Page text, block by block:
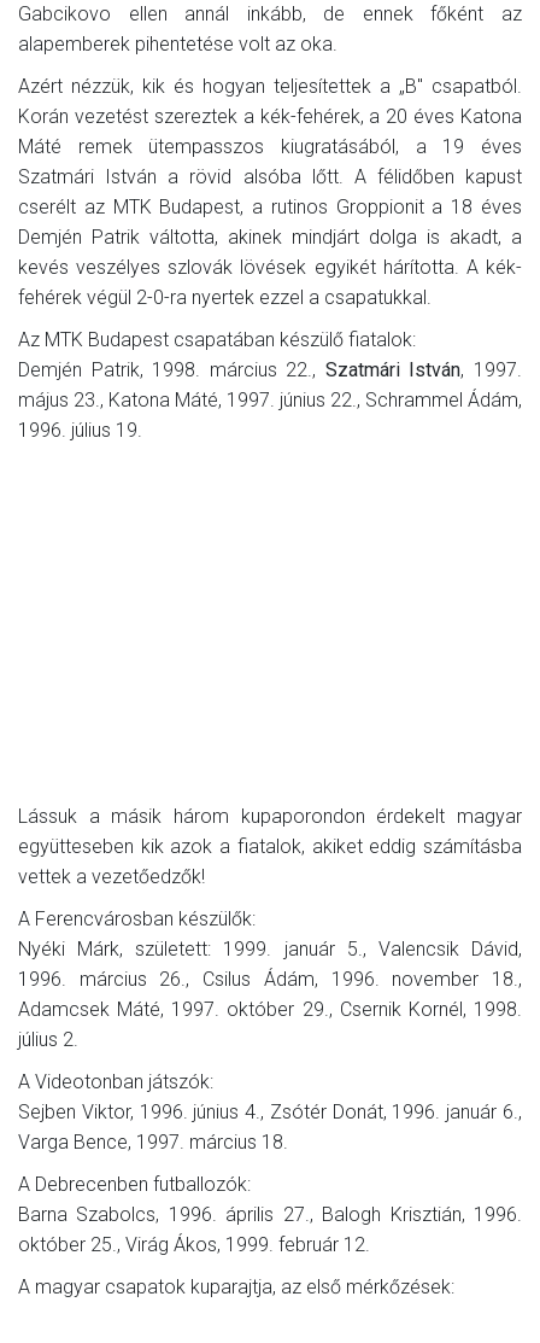
Gabcikovo ellen annál inkább, de ennek főként az
alapemberek pihentetése volt az oka.
Azért nézzük, kik és hogyan teljesítettek a „B" csapatból.
Korán vezetést szereztek a kék-fehérek, a 20 éves Katona
Máté remek ütempasszos kiugratásából, a 19 éves
Szatmári István a rövid alsóba lőtt. A félidőben kapust
cserélt az MTK Budapest, a rutinos Groppionit a 18 éves
Demjén Patrik váltotta, akinek mindjárt dolga is akadt, a
kevés veszélyes szlovák lövések egyikét hárította. A kék-
fehérek végül 2-0-ra nyertek ezzel a csapatukkal.
Az MTK Budapest csapatában készülő fiatalok:
Demjén Patrik, 1998. március 22., Szatmári István, 1997.
május 23., Katona Máté, 1997. június 22., Schrammel Ádám,
1996. július 19.
Lássuk a másik három kupaporondon érdekelt magyar
együtteseben kik azok a fiatalok, akiket eddig számításba
vettek a vezetőedzők!
A Ferencvárosban készülők:
Nyéki Márk, született: 1999. január 5., Valencsik Dávid,
1996. március 26., Csilus Ádám, 1996. november 18.,
Adamcsek Máté, 1997. október 29., Csernik Kornél, 1998.
július 2.
A Videotonban játszók:
Sejben Viktor, 1996. június 4., Zsótér Donát, 1996. január 6.,
Varga Bence, 1997. március 18.
A Debrecenben futballozók:
Barna Szabolcs, 1996. április 27., Balogh Krisztián, 1996.
október 25., Virág Ákos, 1999. február 12.
A magyar csapatok kuparajtja, az első mérkőzések: